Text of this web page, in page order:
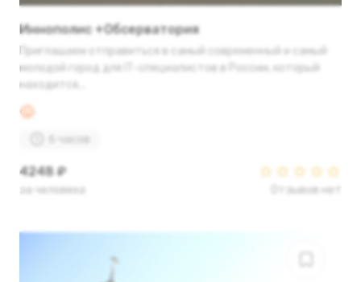
Иннополис +Обсерватория
Приглашаем отправиться в самый современный и самый
молодой город для IT-специалистов в России, который
находится...
6 часов
4248 ₽
за человека Отзывов нет